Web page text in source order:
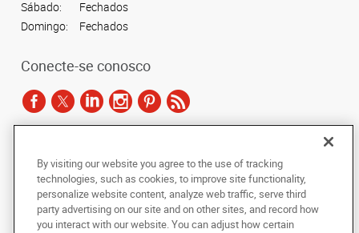
Sábado:
Fechados
Domingo:
Fechados
Conecte-se conosco
Copyright © 2024 AlphaGraphics Printshops do Brasil. Todos os direitos
copiada, fotocopiada, reproduzida, traduzida ou reduzida a qualquer meio
eletrônico ou forma legível por máquina, no todo ou em parte, sem o
consentimento prévio por escrito da AlphaGraphics Brasil.
By visiting our website you agree to the use of tracking
technologies, such as cookies, to improve site functionality,
personalize website content, analyze web traffic, serve third
party advertising on our site and on other sites, and record how
you interact with our website. You can adjust how certain